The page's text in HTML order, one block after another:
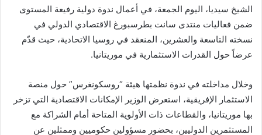
الشيخ سيديا، اليوم الجمعة، في أعمال ندوة دولية رفيعة المستوى
ضمن فعاليات منتدى سانت بطرسبورغ الاقتصادي الدولي في
نسخته التاسعة والعشرين، المنعقد في روسيا الاتحادية، حيث قدّم
عرضاً حول القدرات الاستثمارية في موريتانيا.
وخلال مداخلته في ندوة نظمتها هيئة “روسكونغرس” حول منصة
الاستثمار الإفريقية، استعرض الوزير الإمكانات الاقتصادية التي تزخر
بها موريتانيا، والقطاعات ذات الأولوية المتاحة أمام الشراكة مع
المستثمرين الدوليين، بحضور مسؤولين حكوميين وممثلين عن